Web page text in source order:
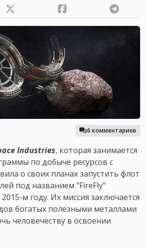
6 комментариев
Industries, которая занимается
по добыче ресурсов с
о своих планах запустить флот
под названием "FireFly"
м году. Их миссия заключается
богатых полезными металлами
человечеству в освоении